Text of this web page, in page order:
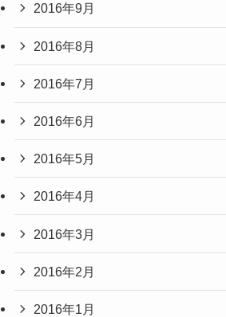
2016年9月
2016年8月
2016年7月
2016年6月
2016年5月
2016年4月
2016年3月
2016年2月
2016年1月